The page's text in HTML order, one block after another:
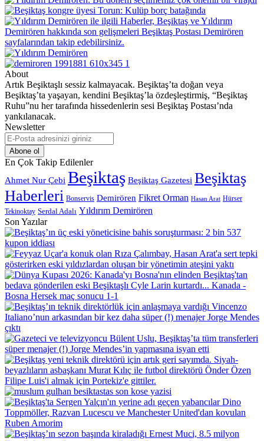
About
Artık Beşiktaşlı sessiz kalmayacak. Beşiktaş’ta doğan veya
Beşiktaş’ta yaşayan, kendini Beşiktaş’la özdeşleştirmiş, “Beşiktaş
Ruhu”nu her tarafında hissedenlerin sesi Beşiktaş Postası’nda
yankılanacak.
Newsletter
E-
Posta
adresinizi
giriniz
En Çok Takip Edilenler
Ahmet Nur Çebi Beşiktaş Beşiktaş Gazetesi Beşiktaş
Haberleri Bonservis Demirören Fikret Orman Hasan Arat Hürser
Tekinoktay Serdal Adalı Yıldırım Demirören
Son Yazılar